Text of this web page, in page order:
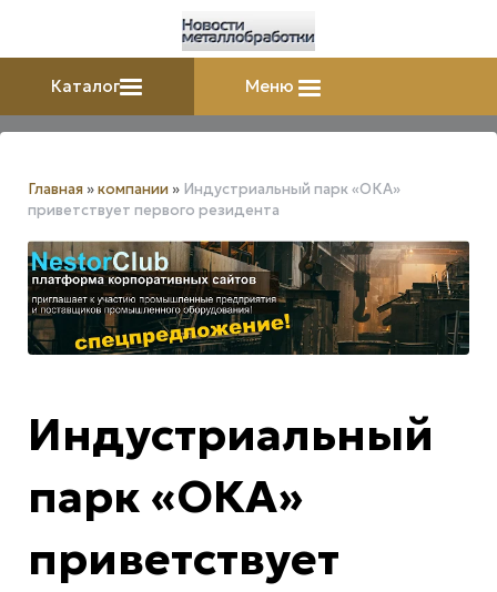
Каталог Меню
Главная »компании » Индустриальный парк «ОКА»
приветствует первого резидента
Индустриальный
парк «ОКА»
приветствует